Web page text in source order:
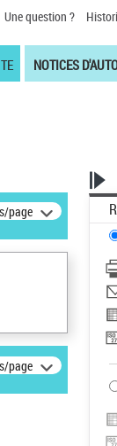
Une question ?
NOTICES
page
page